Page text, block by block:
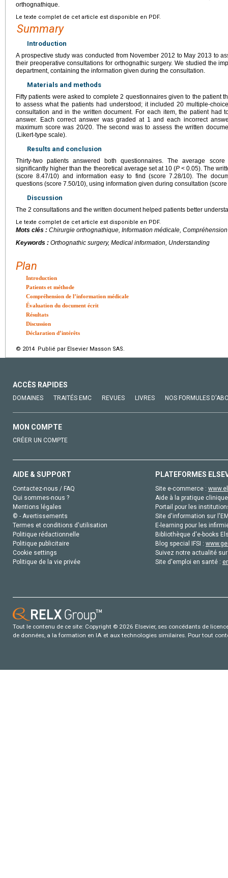
orthognathique.
Le texte complet de cet article est disponible en PDF.
Summary
Introduction
A prospective study was conducted from November 2012 to May 2013 to
their preoperative consultations for orthognathic surgery. We studied the
department, containing the information given during the consultation.
Materials and methods
Fifty patients were asked to complete 2 questionnaires given to the patient
to assess what the patients had understood; it included 20 multiple-
consultation and in the written document. For each item, the patient had
answer. Each correct answer was graded at 1 and each incorrect
maximum score was 20/20. The second was to assess the written
(Likert-type scale).
Results and conclusion
Thirty-two patients answered both questionnaires. The average
significantly higher than the theoretical average set at 10 (P < 0.05). The
(score 8.47/10) and information easy to find (score 7.28/10). The
questions (score 7.50/10), using information given during consultation
Discussion
The 2 consultations and the written document helped patients better
Le texte complet de cet article est disponible en PDF.
Mots clés : Chirurgie orthognathique, Information médicale, Compréhension
Keywords : Orthognathic surgery, Medical information, Understanding
Plan
Introduction
Patients et méthode
Compréhension de l’information médicale
Évaluation du document écrit
Résultats
Discussion
Déclaration d’intérêts
© 2014 Publié par Elsevier Masson SAS.
ACCÈS RAPIDES
DOMAINES TRAITÉS EMC REVUES LIVRES NOS FORMULES
MON COMPTE
CRÉER UN COMPTE
AIDE & SUPPORT
Contactez-nous / FAQ
Qui sommes-nous ?
Mentions légales
© - Avertissements
Termes et conditions d'utilisation
Politique rédactionnelle
Politique publicitaire
Cookie settings
Politique de la vie privée
PLATEFORMES
Site e-commerce :
Aide à la pratique
Portail pour les
Site d'information sur
E-learning pour les
Bibliothèque d'e-books
Blog special IFSI :
Suivez notre actualité
Site d'emploi en santé :
Tout le contenu de ce site: Copyright © 2026 Elsevier, ses concédants de
de données, a la formation en IA et aux technologies similaires. Pour tout